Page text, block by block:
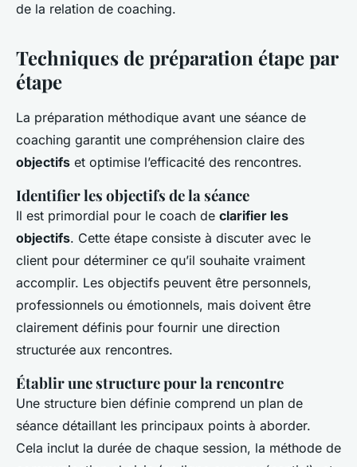
de la relation de coaching.
Techniques de préparation étape par
étape
La préparation méthodique avant une séance de
coaching garantit une compréhension claire des
objectifs et optimise l’efficacité des rencontres.
Identifier les objectifs de la séance
Il est primordial pour le coach de clarifier les
objectifs. Cette étape consiste à discuter avec le
client pour déterminer ce qu’il souhaite vraiment
accomplir. Les objectifs peuvent être personnels,
professionnels ou émotionnels, mais doivent être
clairement définis pour fournir une direction
structurée aux rencontres.
Établir une structure pour la rencontre
Une structure bien définie comprend un plan de
séance détaillant les principaux points à aborder.
Cela inclut la durée de chaque session, la méthode de